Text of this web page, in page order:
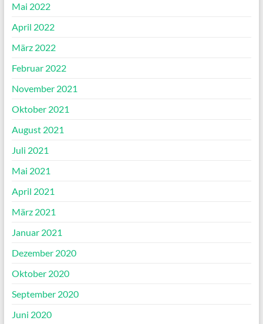
Mai 2022
April 2022
März 2022
Februar 2022
November 2021
Oktober 2021
August 2021
Juli 2021
Mai 2021
April 2021
März 2021
Januar 2021
Dezember 2020
Oktober 2020
September 2020
Juni 2020